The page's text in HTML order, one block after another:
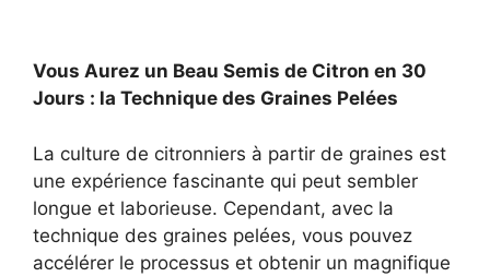
Vous Aurez un Beau Semis de Citron en 30
Jours : la Technique des Graines Pelées
La culture de citronniers à partir de graines est
une expérience fascinante qui peut sembler
longue et laborieuse. Cependant, avec la
technique des graines pelées, vous pouvez
accélérer le processus et obtenir un magnifique